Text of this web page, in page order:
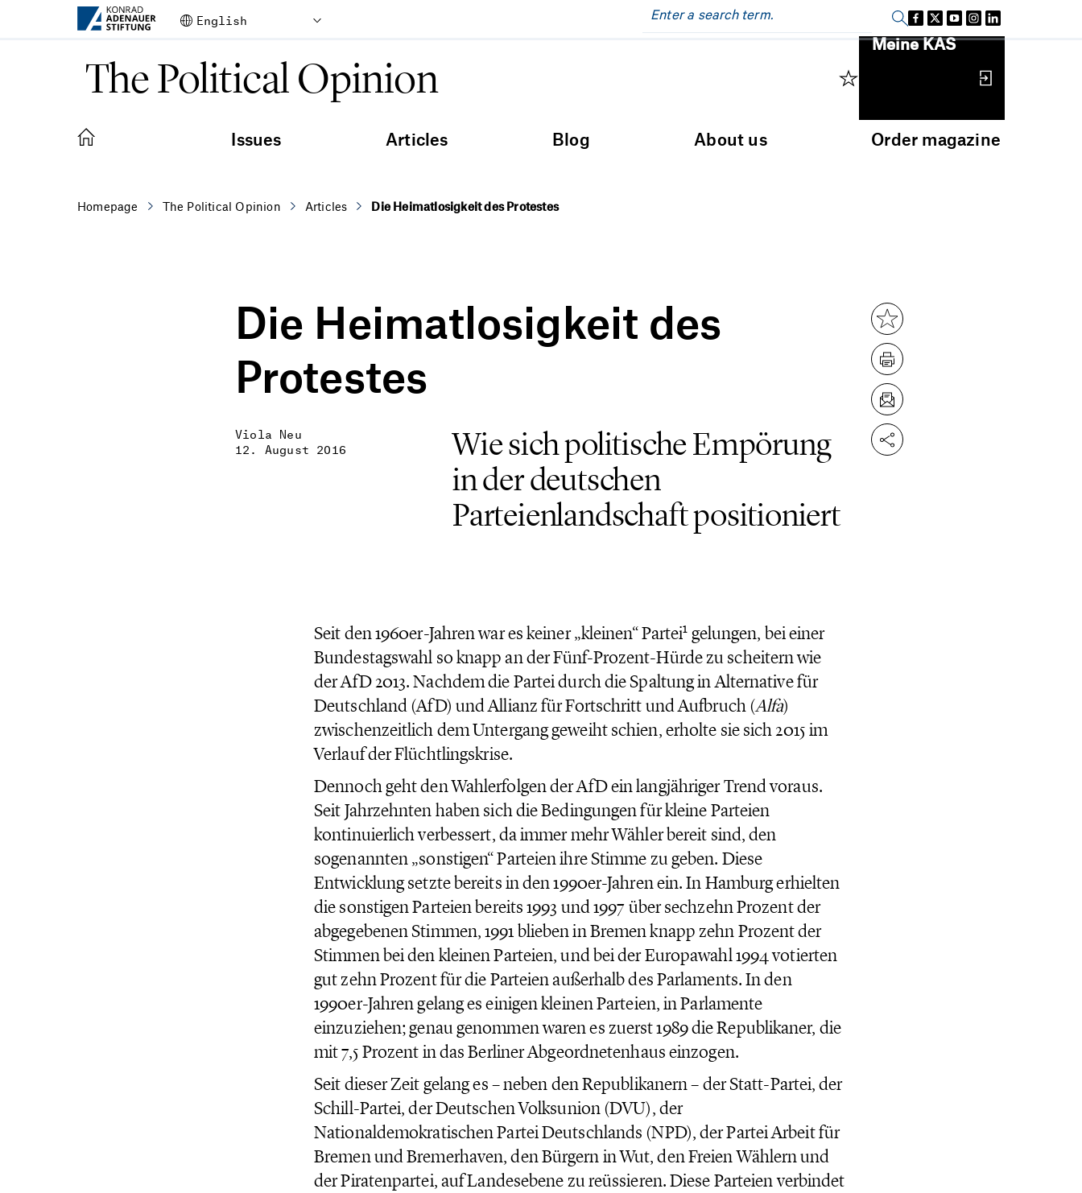
Skip to Main Content
The Political Opinion
Sign in
Meine KAS
Issues Articles Blog About us Order magazine
Homepage The Political Opinion Articles Die Heimatlosigkeit des Protestes
Die Heimatlosigkeit des
Protestes
Viola Neu
12. August 2016
Wie sich politische Empörung
in der deutschen
Parteienlandschaft positioniert
Seit den 1960er-Jahren war es keiner „kleinen“ Partei1 gelungen, bei einer
Bundestagswahl so knapp an der Fünf-Prozent-Hürde zu scheitern wie
der AfD 2013. Nachdem die Partei durch die Spaltung in Alternative für
Deutschland (AfD) und Allianz für Fortschritt und Aufbruch (Alfa)
zwischenzeitlich dem Untergang geweiht schien, erholte sie sich 2015 im
Verlauf der Flüchtlingskrise.
Dennoch geht den Wahlerfolgen der AfD ein langjähriger Trend voraus.
Seit Jahrzehnten haben sich die Bedingungen für kleine Parteien
kontinuierlich verbessert, da immer mehr Wähler bereit sind, den
sogenannten „sonstigen“ Parteien ihre Stimme zu geben. Diese
Entwicklung setzte bereits in den 1990er-Jahren ein. In Hamburg erhielten
die sonstigen Parteien bereits 1993 und 1997 über sechzehn Prozent der
abgegebenen Stimmen, 1991 blieben in Bremen knapp zehn Prozent der
Stimmen bei den kleinen Parteien, und bei der Europawahl 1994 votierten
gut zehn Prozent für die Parteien außerhalb des Parlaments. In den
1990er-Jahren gelang es einigen kleinen Parteien, in Parlamente
einzuziehen; genau genommen waren es zuerst 1989 die Republikaner, die
mit 7,5 Prozent in das Berliner Abgeordnetenhaus einzogen.
Seit dieser Zeit gelang es – neben den Republikanern – der Statt-Partei, der
Schill-Partei, der Deutschen Volksunion (DVU), der
Nationaldemokratischen Partei Deutschlands (NPD), der Partei Arbeit für
Bremen und Bremerhaven, den Bürgern in Wut, den Freien Wählern und
der Piratenpartei, auf Landesebene zu reüssieren. Diese Parteien verbindet